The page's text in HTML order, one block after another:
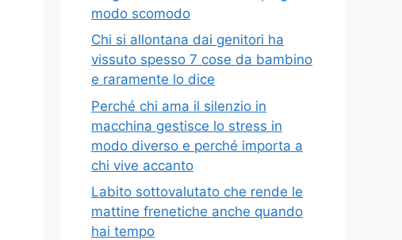
modo scomodo
Chi si allontana dai genitori ha
vissuto spesso 7 cose da bambino
e raramente lo dice
Perché chi ama il silenzio in
macchina gestisce lo stress in
modo diverso e perché importa a
chi vive accanto
Labito sottovalutato che rende le
mattine frenetiche anche quando
hai tempo